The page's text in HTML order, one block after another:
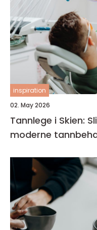
inspiration
02. May 2026
Tannlege i Skien:
moderne